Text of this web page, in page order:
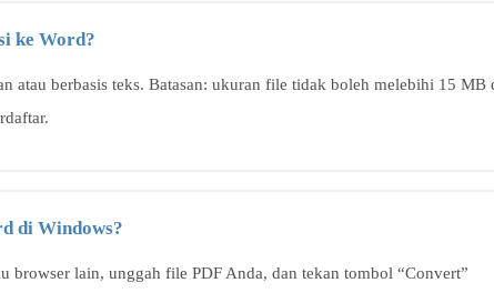
ke Word?
atau berbasis teks. Batasan: ukuran file tidak boleh melebihi 15 MB
di Windows?
browser lain, unggah file PDF Anda, dan tekan tombol “Convert”